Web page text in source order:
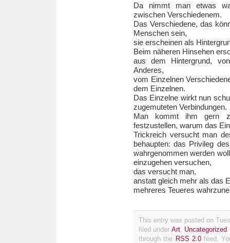
Da nimmt man etwas
zwischen Verschiedenem.
Das Verschiedene, das
Menschen sein,
sie erscheinen als
Beim näheren Hinsehen
aus dem Hintergrund,
Anderes,
vom Einzelnen
dem Einzelnen.
Das Einzelne wirkt nun
zugemuteten Verbindungen.
Man kommt ihm gern
festzustellen, warum das
Trickreich versucht man
behaupten: das Privileg
wahrgenommen werden
einzugehen versuchen,
das versucht man,
anstatt gleich mehr als das
mehreres Teueres
This entry was posted on
filed under Art, Uncategorized
through the RSS 2.0feed.